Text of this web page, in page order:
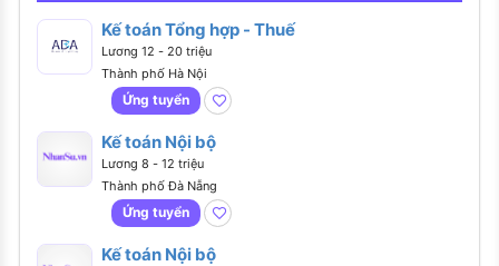
Kế toán Tổng hợp - Thuế
Lương 12 - 20 triệu
Thành phố Hà Nội
Ứng tuyển
Kế toán Nội bộ
Lương 8 - 12 triệu
Thành phố Đà Nẵng
Ứng tuyển
Kế toán Nội bộ